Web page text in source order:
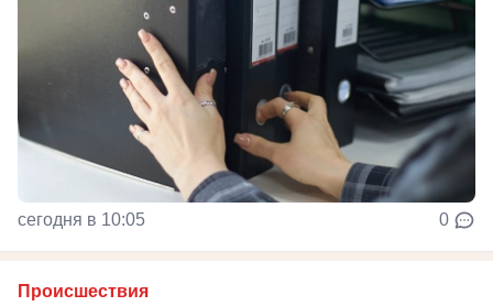
сегодня в 10:05 0
Происшествия